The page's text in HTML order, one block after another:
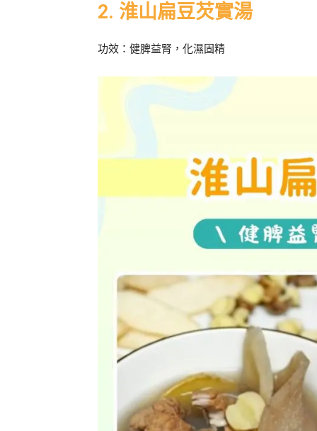
2. 淮山扁豆芡實湯
功效：健脾益腎，化濕固精